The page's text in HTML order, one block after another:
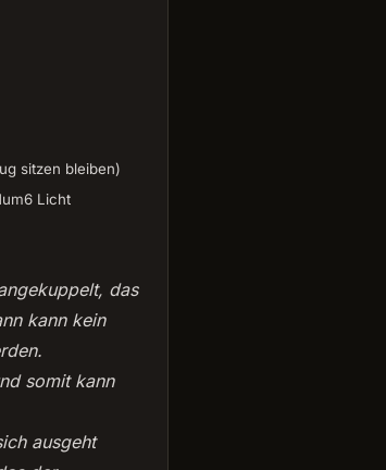
sitzen bleiben)
Licht
das
kann kein
somit kann
ausgeht